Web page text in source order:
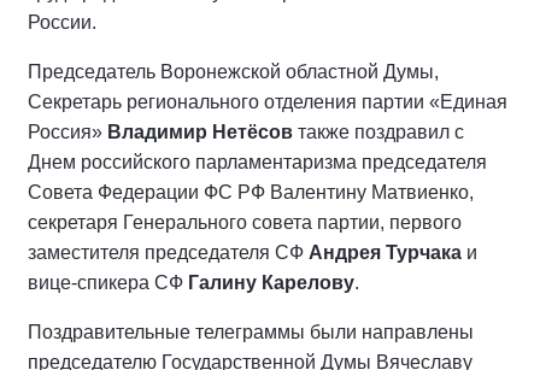
России.
Председатель Воронежской областной Думы,
Секретарь регионального отделения партии «Единая
Россия» Владимир Нетёсов также поздравил с
Днем российского парламентаризма председателя
Совета Федерации ФС РФ Валентину Матвиенко,
секретаря Генерального совета партии, первого
заместителя председателя СФ Андрея Турчака и
вице-спикера СФ Галину Карелову.
Поздравительные телеграммы были направлены
председателю Государственной Думы Вячеславу